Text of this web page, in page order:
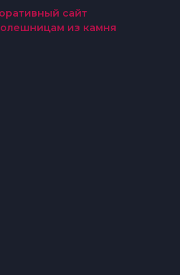
сайт
из камня